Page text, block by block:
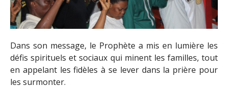
Dans son message, le Prophète a mis en lumière les
défis spirituels et sociaux qui minent les familles, tout
en appelant les fidèles à se lever dans la prière pour
les surmonter.